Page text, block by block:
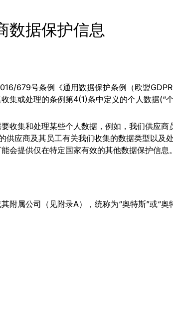
数据保护信息
679号条例《通用数据保护条例（欧盟
集或处理的条例第4(1)条中定义的个人数据(“个
收集和处理某些个人数据，例如，我们供应
供应商及其员工有关我们收集的数据类型以
会提供仅在特定国家有效的其他数据保护信息
附属公司（见附录A），统称为“奥特斯”或“奥